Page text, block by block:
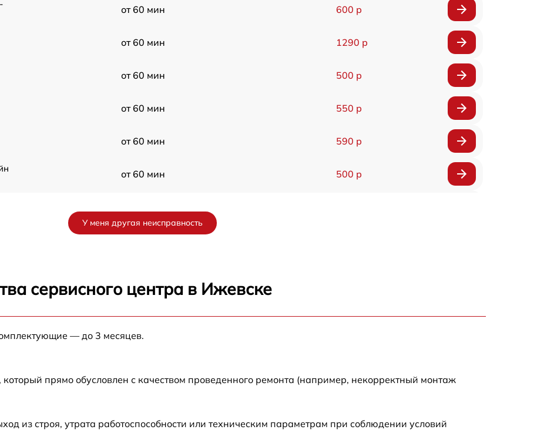
от 60 мин 600 р
от 60 мин 1290 р
от 60 мин 500 р
от 60 мин 550 р
от 60 мин 590 р
от 60 мин 500 р
от 60 мин
У меня другая неисправность
сервисного центра в Ижевске
— до 3 месяцев.
прямо обусловлен с качеством проведенного ремонта (например, некорректный монтаж
из строя, утрата работоспособности или техническим параметрам при соблюдении условий